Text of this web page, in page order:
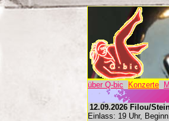
über Q-bic Konzerte
12.09.2026 Filou/
Einlass: 19 Uhr,